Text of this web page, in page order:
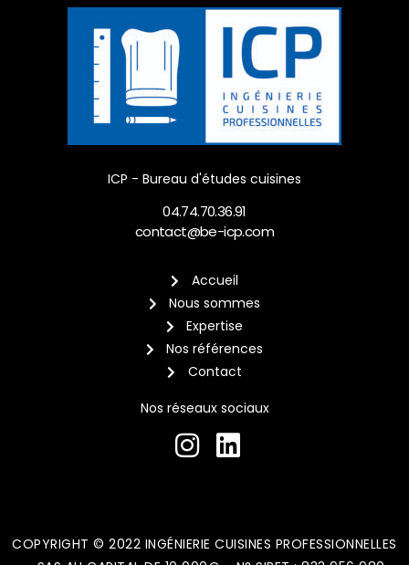
ICP - Bureau d'études cuisines
04.74.70.36.91
contact@be-icp.com
Accueil
Nous sommes
Expertise
Nos références
Contact
Nos réseaux sociaux
COPYRIGHT © 2022 INGÉNIERIE CUISINES PROFESSIONNELLES